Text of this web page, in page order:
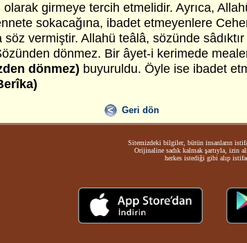
girmeye tercih etmelidir. Ayrıca,
sokacağına, ibadet etmeyenlere
söz vermiştir. Allahü teâlâ, sözünde
dönmez. Bir âyet-i kerimede
dönmez) buyuruldu. Öyle ise ibadet
Geri dön
Sitemizdeki bilgiler, bütün insanların
Orijinaline sadık kalmak şartıyla, izin
herkes istediği gibi alıp